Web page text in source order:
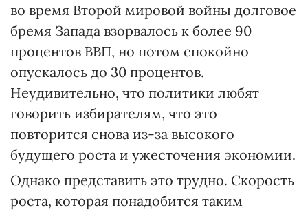
во время Второй мировой войны долговое
бремя Запада взорвалось к более 90
процентов ВВП, но потом спокойно
опускалось до 30 процентов.
Неудивительно, что политики любят
говорить избирателям, что это
повторится снова из-за высокого
будущего роста и ужесточения экономии.
Однако представить это трудно. Скорость
роста, которая понадобится таким